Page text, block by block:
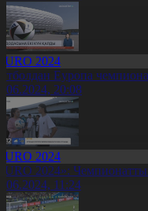
2024
Еуропа
20:08
2024
2024»:
11:24